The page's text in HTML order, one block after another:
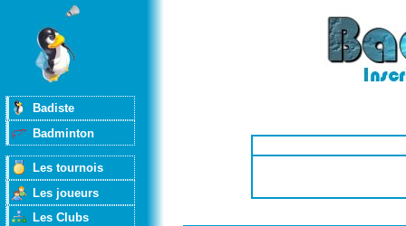
Badiste
Badminton
Les tournois
Les joueurs
Les Clubs